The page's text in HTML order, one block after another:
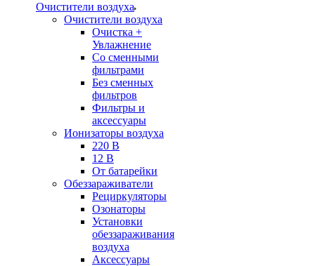
Очистители воздуха
Очистители воздуха
Очистка +
Увлажнение
Cо сменными
фильтрами
Без сменных
фильтров
Фильтры и
аксессуары
Ионизаторы воздуха
220 В
12 В
От батарейки
Обеззараживатели
Рециркуляторы
Озонаторы
Установки
обеззараживания
воздуха
Аксессуары